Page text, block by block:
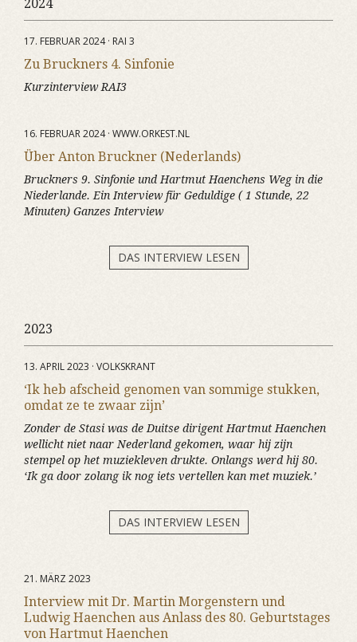
2024
17. FEBRUAR 2024 · RAI 3
Zu Bruckners 4. Sinfonie
Kurzinterview RAI3
16. FEBRUAR 2024 · WWW.ORKEST.NL
Über Anton Bruckner (Nederlands)
Bruckners 9. Sinfonie und Hartmut Haenchens Weg in die
Niederlande. Ein Interview für Geduldige ( 1 Stunde, 22
Minuten) Ganzes Interview
DAS INTERVIEW LESEN
2023
13. APRIL 2023 · VOLKSKRANT
‘Ik heb afscheid genomen van sommige stukken,
omdat ze te zwaar zijn’
Zonder de Stasi was de Duitse dirigent Hartmut Haenchen
wellicht niet naar Nederland gekomen, waar hij zijn
stempel op het muziekleven drukte. Onlangs werd hij 80.
‘Ik ga door zolang ik nog iets vertellen kan met muziek.’
DAS INTERVIEW LESEN
21. MÄRZ 2023
Interview mit Dr. Martin Morgenstern und
Ludwig Haenchen aus Anlass des 80. Geburtstages
von Hartmut Haenchen